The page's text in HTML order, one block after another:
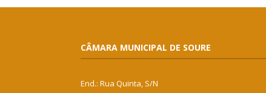
CÂMARA MUNICIPAL DE SOURE
End.: Rua Quinta, S/N